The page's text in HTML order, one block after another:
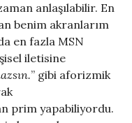
anlaşılabilir. En
benim akranlarım
en fazla MSN
iletisine
” gibi aforizmik
prim yapabiliyordu.